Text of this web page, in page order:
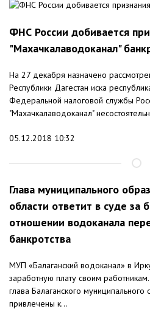
ФНС России добивается
"Махачкалаводоканал"
На 27 декабря назначено
Республики Дагестан иска
Федеральной налоговой службы
"Махачкалаводоканал"
05.12.2018 10:32
Глава муниципального
области ответит в суде за
отношении водоканала
банкротства
МУП «Балаганский водоканал» в
заработную плату своим
глава Балаганского
привлечены к...